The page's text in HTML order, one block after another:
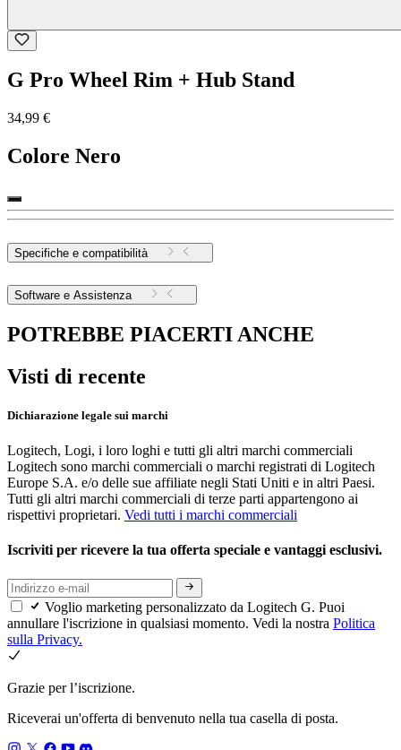
G Pro Wheel Rim + Hub Stand
34,99 €
Colore Nero
Specifiche e compatibilità
Software e Assistenza
POTREBBE PIACERTI ANCHE
Visti di recente
Dichiarazione legale sui marchi
Logitech, Logi, i loro loghi e tutti gli altri marchi commerciali
Logitech sono marchi commerciali o marchi registrati di Logitech
Europe S.A. e/o delle sue affiliate negli Stati Uniti e in altri Paesi.
Tutti gli altri marchi commerciali di terze parti appartengono ai
rispettivi proprietari. Vedi tutti i marchi commerciali
Iscriviti per ricevere la tua offerta speciale e vantaggi esclusivi.
Voglio marketing personalizzato da Logitech G. Puoi
annullare l'iscrizione in qualsiasi momento. Vedi la nostra Politica
sulla Privacy.
Grazie per l’iscrizione.
Riceverai un'offerta di benvenuto nella tua casella di posta.